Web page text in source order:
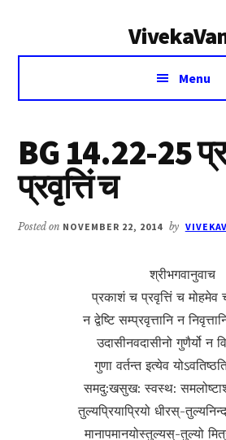
Voice
Vivekananda
Menu
BG 14.22-25
प्रवृत्तिं च
Posted on NOVEMBER 22, 2014 by
श्रीभगवानुवाच
प्रकाशं च प्रवृत्तिं च मोहमेव
न द्वेष्टि सम्प्रवृत्तानि न
उदासीनवदासीनो गुणैर्यो न
गुणा वर्तन्त इत्येव
समदु:खसुख: स्वस्थ:
तुल्यप्रियाप्रियो धीर‍‍‍स्-
मानापमानयोस्तुल्य‍‍‍स्-तुल्यो